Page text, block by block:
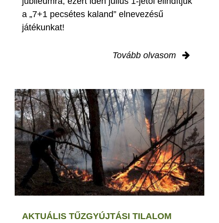
a „7+1 pecsétes kaland” elnevezésű
játékunkat!
Tovább olvasom
AKTUÁLIS TŰZGYÚJTÁSI TILALOM